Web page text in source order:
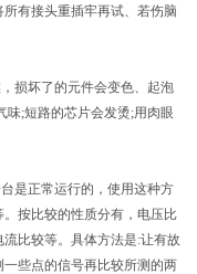
有接头重插牢再试、若伤脑
损坏了的元件会变色、起泡
味;短路的芯片会发烫;用肉眼
是正常运行的，使用这种方
按比较的性质分有，电压比
比较等。具体方法是:让有故
些点的信号再比较所测的两